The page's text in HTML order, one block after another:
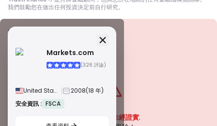
我們鼓勵您在做出任何投資決定前自行研究。
Markets.com
(326 評論)
United States 2008(18 年)
安全資訊 : FSCA
安全資訊
未經證實.
由全球知名監管機構頒發，這些許可證透過嚴格的合規性、資金隔離、保險和
由受尊敬的區域監管機構授予，這些許可證提供強大的安全措施，例如資金隔
離、財務報告和補償計劃。雖然沒有等級 1 那麼嚴格，但它們提供可靠的區域